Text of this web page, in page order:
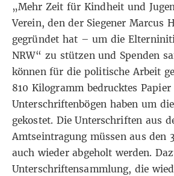
„Mehr Zeit für Kindheit und
Verein, den der Siegener Marcus
gegründet hat – um die
NRW“ zu stützen und Spenden
können für die politische Arbeit
810 Kilogramm bedrucktes
Unterschriftenbögen haben um
gekostet. Die Unterschriften aus
Amtseintragung müssen aus den
auch wieder abgeholt werden.
Unterschriftensammlung, die